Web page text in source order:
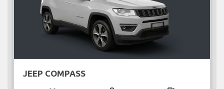
JEEP COMPASS